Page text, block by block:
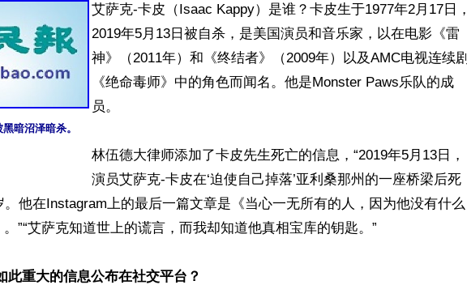
暗沼泽暗杀。
艾萨克-卡皮（Isaac Kappy）是谁？卡皮生于1977年2月17日，
2019年5月13日被自杀，是美国演员和音乐家，以在电影《雷
神》（2011年）和《终结者》（2009年）以及AMC电视连续剧
《绝命毒师》中的角色而闻名。他是Monster Paws乐队的成
员。
林伍德大律师添加了卡皮先生死亡的信息，“2019年5月13日，
演员艾萨克-卡皮在‘迫使自己掉落’亚利桑那州的一座桥梁后死
。他在Instagram上的最后一篇文章是《当心一无所有的人，因为他没有什么
”“艾萨克知道世上的谎言，而我却知道他真相宝库的钥匙。”
重大的信息公布在社交平台？